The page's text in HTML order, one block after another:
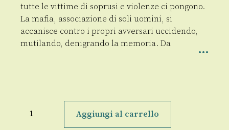
tutte le vittime di soprusi e violenze ci pongono.
La mafia, associazione di soli uomini, si
accanisce contro i propri avversari uccidendo,
mutilando, denigrando la memoria. Da
mafia,
Aggiungi al carrello